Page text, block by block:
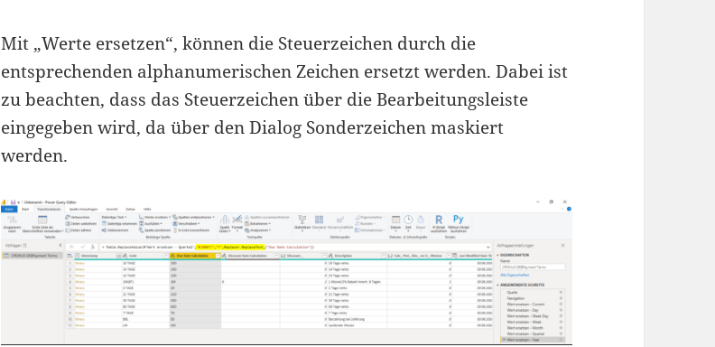
Mit „Werte ersetzen“, können die Steuerzeichen durch die
entsprechenden alphanumerischen Zeichen ersetzt werden. Dabei ist
zu beachten, dass das Steuerzeichen über die Bearbeitungsleiste
eingegeben wird, da über den Dialog Sonderzeichen maskiert
werden.